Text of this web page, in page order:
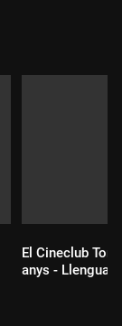
El Cineclub
anys - Llengua